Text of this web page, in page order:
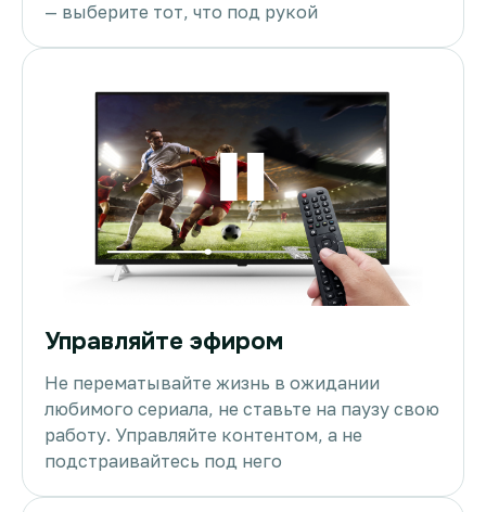
— выберите тот, что под рукой
Управляйте эфиром
Не перематывайте жизнь в ожидании
любимого сериала, не ставьте на паузу свою
работу. Управляйте контентом, а не
подстраивайтесь под него